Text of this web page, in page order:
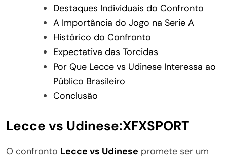
Destaques Individuais do Confronto
A Importância do Jogo na Serie A
Histórico do Confronto
Expectativa das Torcidas
Por Que Lecce vs Udinese Interessa ao
Público Brasileiro
Conclusão
Lecce vs Udinese:XFXSPORT
O confronto Lecce vs Udinese promete ser um